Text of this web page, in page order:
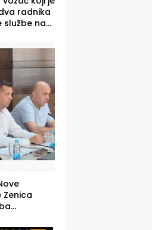
radnika
službe na
Zenica